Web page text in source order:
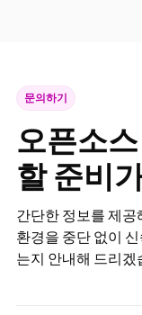
문의하기
오픈소
할 준비
간단한 정보를 제
환경을 중단 없이
는지 안내해 드리겠